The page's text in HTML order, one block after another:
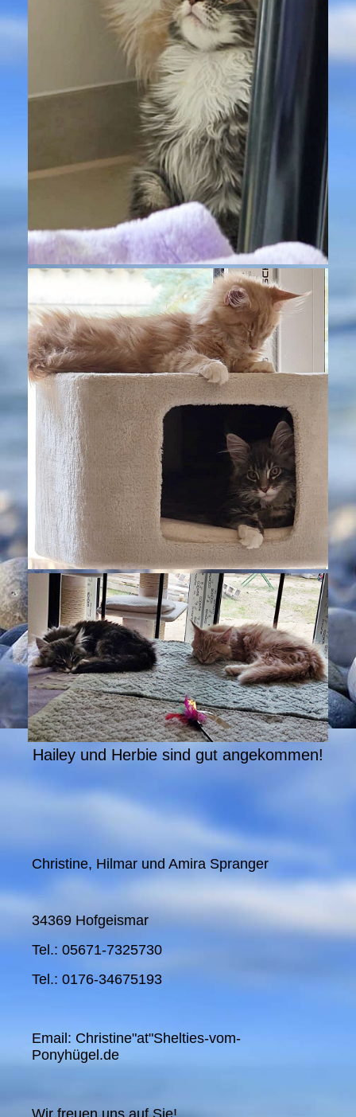
Hailey und Herbie sind gut angekommen!
Christine, Hilmar und Amira Spranger
34369 Hofgeismar
Tel.: 05671-7325730
Tel.: 0176-34675193
Email: Christine"at"Shelties-vom-
Ponyhügel.de